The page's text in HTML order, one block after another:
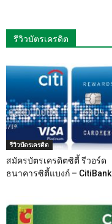
รีวิวบัตรเครดิต
รีวิวบัตรเครดิต
สมัครบัตรเครดิตซิตี้ รีวอร์ด
ธนาคารซิตี้แบงก์ – CitiBank